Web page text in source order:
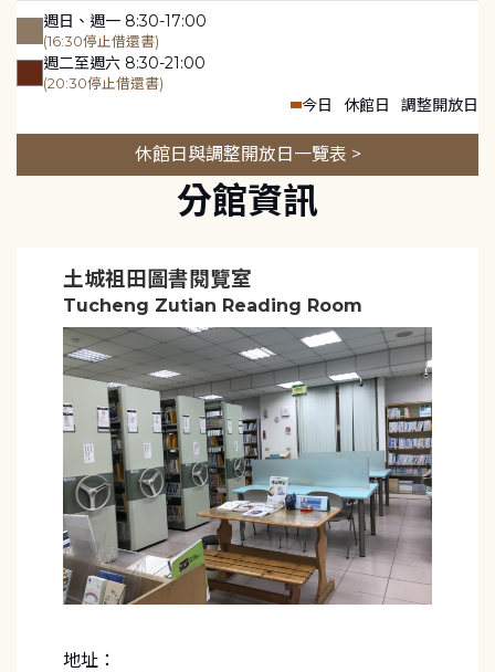
週日、週一 8:30-17:00
(16:30停止借還書)
週二至週六 8:30-21:00
(20:30停止借還書)
今日 休館日 調整開放日
休館日與調整開放日一覽表 >
分館資訊
土城祖田圖書閱覽室
Tucheng Zutian Reading Room
地址：